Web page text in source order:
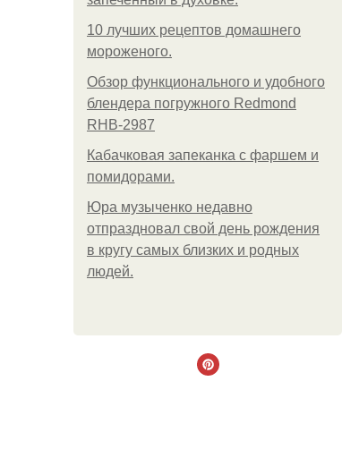
10 лучших рецептов домашнего
мороженого.
Обзор функционального и удобного
блендера погружного Redmond
RHB-2987
Кабачковая запеканка с фаршем и
помидорами.
Юра музыченко недавно
отпраздновал свой день рождения
в кругу самых близких и родных
людей.